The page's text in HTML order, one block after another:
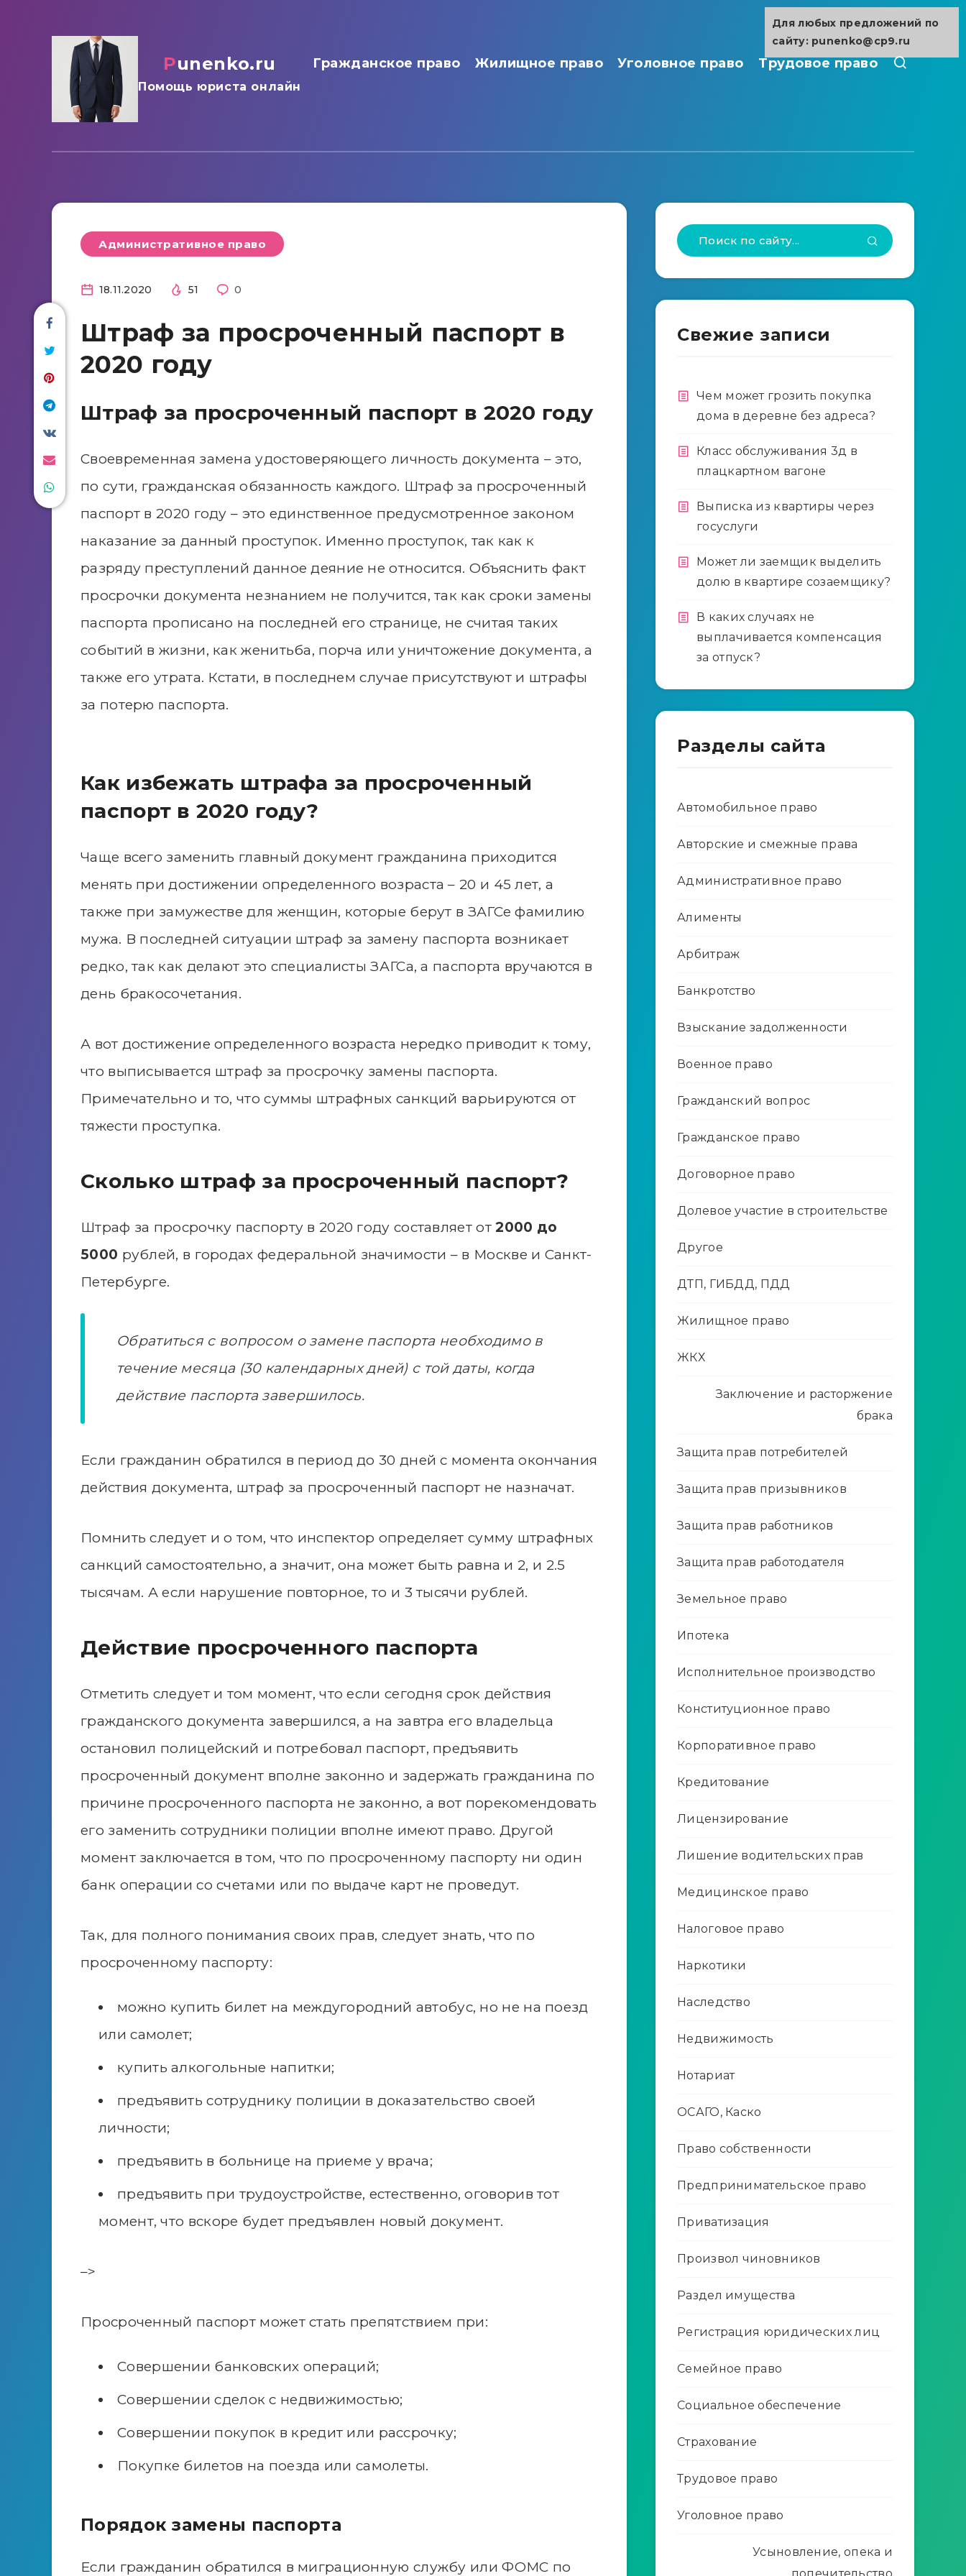
punenko.ru
Помощь юриста онлайн
Гражданское право Жилищное право Уголовное право Трудовое право
Административное право
18.11.2020 51 0
Штраф за просроченный паспорт в
2020 году
​Штраф за просроченный паспорт в 2020 году
Своевременная замена удостоверяющего личность документа – это,
по сути, гражданская обязанность каждого. Штраф за просроченный
паспорт в 2020 году – это единственное предусмотренное законом
наказание за данный проступок. Именно проступок, так как к
разряду преступлений данное деяние не относится. Объяснить факт
просрочки документа незнанием не получится, так как сроки замены
паспорта прописано на последней его странице, не считая таких
событий в жизни, как женитьба, порча или уничтожение документа, а
также его утрата. Кстати, в последнем случае присутствуют и штрафы
за потерю паспорта.
Как избежать штрафа за просроченный
паспорт в 2020 году?
Чаще всего заменить главный документ гражданина приходится
менять при достижении определенного возраста – 20 и 45 лет, а
также при замужестве для женщин, которые берут в ЗАГСе фамилию
мужа. В последней ситуации штраф за замену паспорта возникает
редко, так как делают это специалисты ЗАГСа, а паспорта вручаются в
день бракосочетания.
А вот достижение определенного возраста нередко приводит к тому,
что выписывается штраф за просрочку замены паспорта.
Примечательно и то, что суммы штрафных санкций варьируются от
тяжести проступка.
Cколько штраф за просроченный паспорт?
Штраф за просрочку паспорту в 2020 году составляет от2000 до
5000 рублей, в городах федеральной значимости – в Москве и Санкт-
Петербурге.
Обратиться с вопросом о замене паспорта необходимо в
течение месяца (30 календарных дней) с той даты, когда
действие паспорта завершилось.
Если гражданин обратился в период до 30 дней с момента окончания
действия документа, штраф за просроченный паспорт не назначат.
Помнить следует и о том, что инспектор определяет сумму штрафных
санкций самостоятельно, а значит, она может быть равна и 2, и 2.5
тысячам. А если нарушение повторное, то и 3 тысячи рублей.
Действие просроченного паспорта
Отметить следует и том момент, что если сегодня срок действия
гражданского документа завершился, а на завтра его владельца
остановил полицейский и потребовал паспорт, предъявить
просроченный документ вполне законно и задержать гражданина по
причине просроченного паспорта не законно, а вот порекомендовать
его заменить сотрудники полиции вполне имеют право. Другой
момент заключается в том, что по просроченному паспорту ни один
банк операции со счетами или по выдаче карт не проведут.
Так, для полного понимания своих прав, следует знать, что по
просроченному паспорту:
можно купить билет на междугородний автобус, но не на поезд
или самолет;
купить алкогольные напитки;
предъявить сотруднику полиции в доказательство своей
личности;
предъявить в больнице на приеме у врача;
предъявить при трудоустройстве, естественно, оговорив тот
момент, что вскоре будет предъявлен новый документ.
–>
Просроченный паспорт может стать препятствием при:
Совершении банковских операций;
Совершении сделок с недвижимостью;
Совершении покупок в кредит или рассрочку;
Покупке билетов на поезда или самолеты.
Порядок замены паспорта
Если гражданин обратился в миграционную службу или ФОМС по
Свежие записи
Чем может грозить покупка
дома в деревне без адреса?
Класс обслуживания 3д в
плацкартном вагоне
Выписка из квартиры через
госуслуги
Может ли заемщик выделить
долю в квартире созаемщику?
В каких случаях не
выплачивается компенсация
за отпуск?
Разделы сайта
Автомобильное право
Авторские и смежные права
Административное право
Алименты
Арбитраж
Банкротство
Взыскание задолженности
Военное право
Гражданский вопрос
Гражданское право
Договорное право
Долевое участие в строительстве
Другое
ДТП, ГИБДД, ПДД
Жилищное право
ЖКХ
Заключение и расторжение
брака
Защита прав потребителей
Защита прав призывников
Защита прав работников
Защита прав работодателя
Земельное право
Ипотека
Исполнительное производство
Конституционное право
Корпоративное право
Кредитование
Лицензирование
Лишение водительских прав
Медицинское право
Налоговое право
Наркотики
Наследство
Недвижимость
Нотариат
ОСАГО, Каско
Право собственности
Предпринимательское право
Приватизация
Произвол чиновников
Раздел имущества
Регистрация юридических лиц
Семейное право
Социальное обеспечение
Страхование
Трудовое право
Уголовное право
Усыновление, опека и
Для любых предложений по
сайту: punenko@cp9.ru